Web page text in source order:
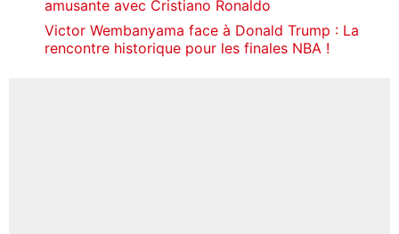
amusante avec Cristiano Ronaldo
Victor Wembanyama face à Donald Trump : La
rencontre historique pour les finales NBA !